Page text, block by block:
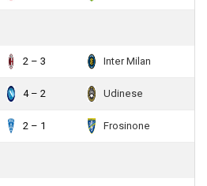
2 – 3 Inter Milan
4 – 2 Udinese
2 – 1 Frosinone